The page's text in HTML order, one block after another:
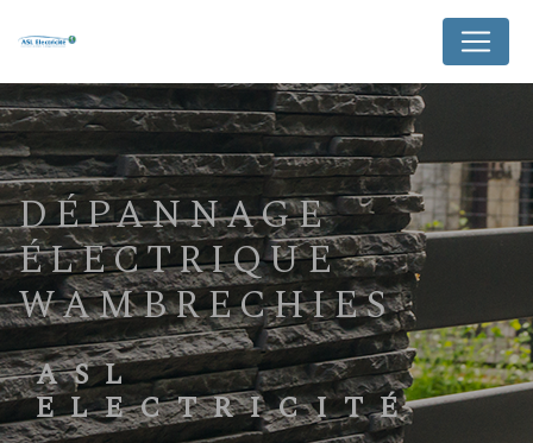
DÉPANNAGE
ÉLECTRIQUE
WAMBRECHIES
ASL
ELECTRICITÉ